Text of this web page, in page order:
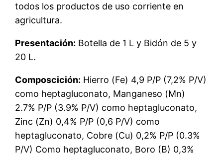
todos los productos de uso corriente en
agricultura.
Presentación: Botella de 1 L y Bidón de 5 y
20 L.
Composcición: Hierro (Fe) 4,9 P/P (7,2% P/V)
como heptagluconato, Manganeso (Mn)
2.7% P/P (3.9% P/V) como heptagluconato,
Zinc (Zn) 0,4% P/P (0,6 P/V) como
heptagluconato, Cobre (Cu) 0,2% P/P (0.3%
P/V) Como heptagluconato, Boro (B) 0,3%